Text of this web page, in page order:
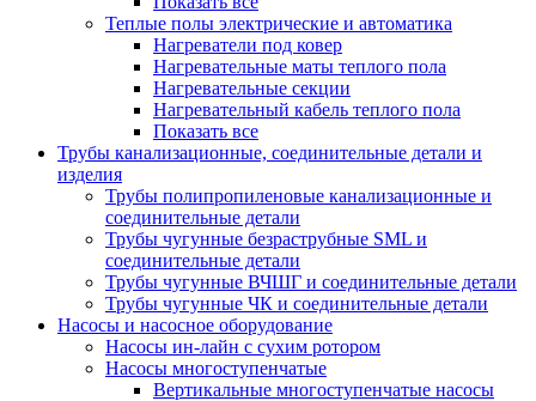
Теплые полы электрические и автоматика
Нагреватели под ковер
Нагревательные маты теплого пола
Нагревательные секции
Нагревательный кабель теплого пола
Показать все
Трубы канализационные, соединительные детали и
изделия
Трубы полипропиленовые канализационные и
соединительные детали
Трубы чугунные безраструбные SML и
соединительные детали
Трубы чугунные ВЧШГ и соединительные детали
Трубы чугунные ЧК и соединительные детали
Насосы и насосное оборудование
Насосы ин-лайн с сухим ротором
Насосы многоступенчатые
Вертикальные многоступенчатые насосы